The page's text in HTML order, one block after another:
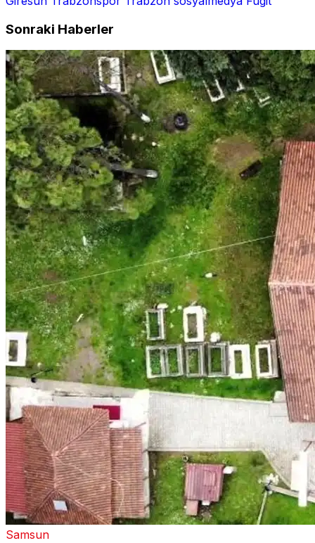
Sonraki Haberler
Samsun